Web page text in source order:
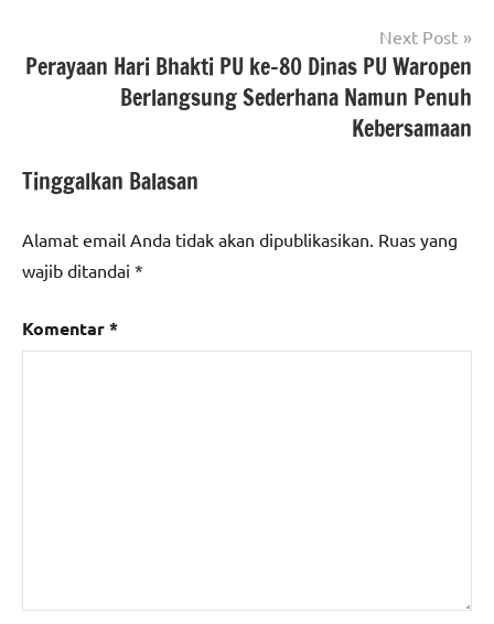
Next Post
Perayaan Hari Bhakti PU ke-80 Dinas PU Waropen
Berlangsung Sederhana Namun Penuh
Kebersamaan
Tinggalkan Balasan
Alamat email Anda tidak akan dipublikasikan. Ruas yang
wajib ditandai *
Komentar*